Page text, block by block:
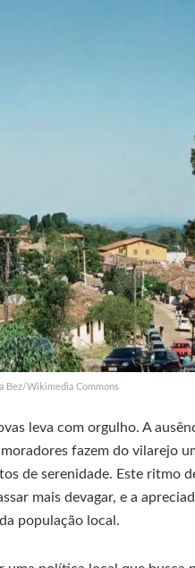
Bez/Wikimedia Commons
leva com orgulho. A
fazem do vilarejo
de serenidade. Este ritmo
mais devagar, e a
população local.